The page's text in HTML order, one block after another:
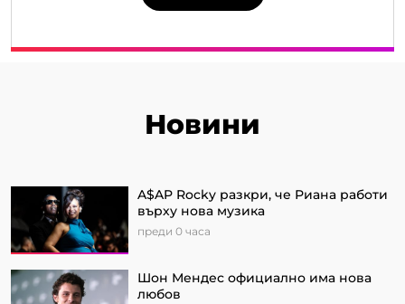
Новини
A$AP Rocky разкри, че Риана работи
върху нова музика
преди 0 часа
Шон Мендес официално има нова
любов